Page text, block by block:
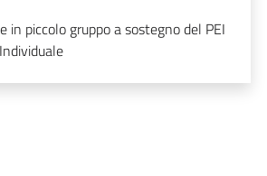
piccolo gruppo a sostegno del PEI